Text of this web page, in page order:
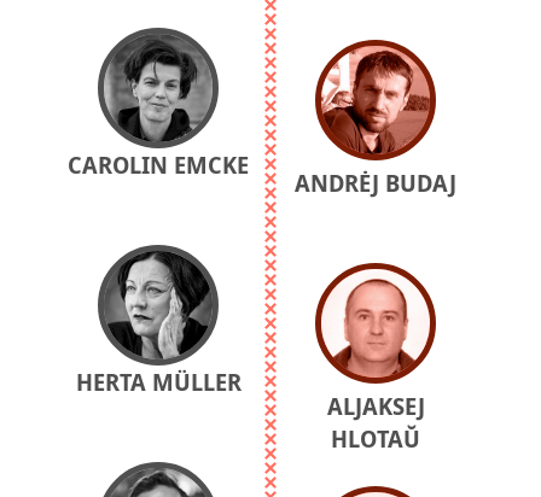
CAROLIN EMCKE
HERTA MÜLLER
ANDRĖJ BUDAJ
ALJAKSEJ
HLOTAŬ